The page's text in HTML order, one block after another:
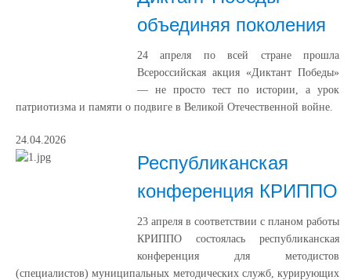
объединяя поколения
24 апреля по всей стране прошла
Всероссийская акция «Диктант Победы»
— не просто тест по истории, а урок
патриотизма и памяти о подвиге в Великой Отечественной войне.
24.04.2026
Республиканская
конференция КРИППО
23 апреля в соответствии с планом работы
КРИППО состоялась республиканская
конференция для методистов
(специалистов) муниципальных методических служб, курирующих